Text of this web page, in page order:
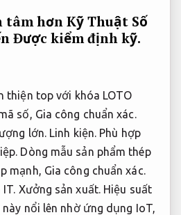
tâm hơn Kỹ Thuật Số
Được kiểm định kỹ.
thiện top với khóa LOTO
số, Gia công chuẩn xác.
lớn. Linh kiện. Phù hợp
Dòng mẫu sản phẩm thép
mạnh, Gia công chuẩn xác.
IT. Xưởng sản xuất. Hiệu suất
nổi lên nhờ ứng dụng IoT,